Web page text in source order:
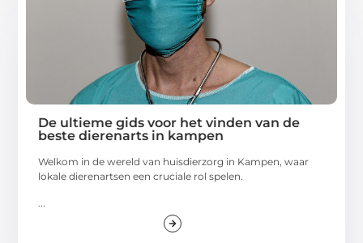
De ultieme gids voor het vinden van de
beste dierenarts in kampen
Welkom in de wereld van huisdierzorg in Kampen, waar
lokale dierenartsen een cruciale rol spelen.